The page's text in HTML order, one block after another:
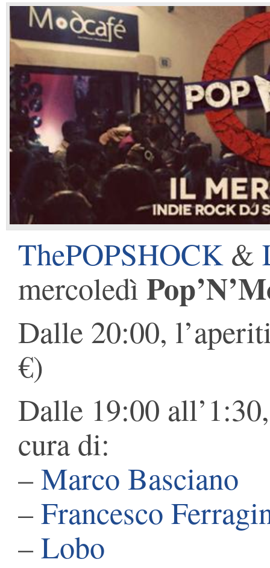
ThePOPSHOCK&
mercoledì
Dalle 20:00,
€)
Dalle 19:00
cura di:
–Marco Basciano
–Francesco
–Lobo